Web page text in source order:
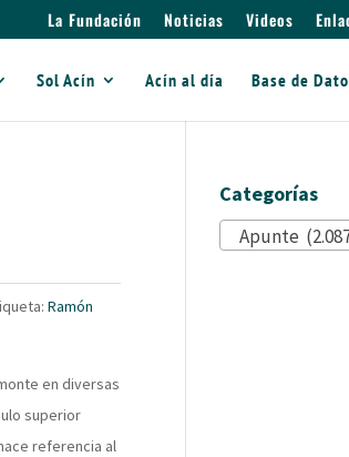
La Fundación Noticias Videos
Sol Acín Acín al día Base de
Ramón
en diversas
superior
referencia al
Categorías
Apunte